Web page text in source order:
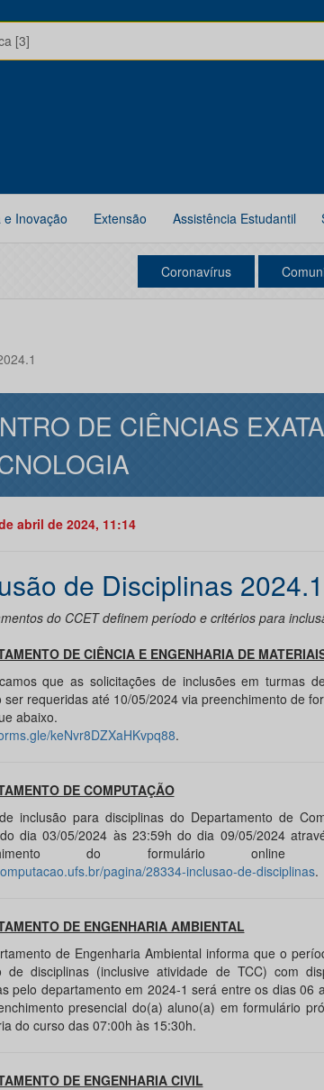
[3]
e Inovação Extensão Assistência Estudantil
Coronavírus
DE CIÊNCIAS
abril de 2024, 11:14
de Disciplinas 2024.1
do CCET definem período e critérios para
DE CIÊNCIA E ENGENHARIA DE
que as solicitações de inclusões em turmas
ser requeridas até 10/05/2024 via preenchimento de
abaixo.
keNvr8DZXaHKvpq88.
DE COMPUTAÇÃO
inclusão para disciplinas do Departamento de
dia 03/05/2024 às 23:59h do dia 09/05/2024
do formulário online
pagina/28334-inclusao-de-disciplinas.
DE ENGENHARIA AMBIENTAL
de Engenharia Ambiental informa que o
de disciplinas (inclusive atividade de TCC) com
pelo departamento em 2024-1 será entre os dias 06
presencial do(a) aluno(a) em formulário
do curso das 07:00h às 15:30h.
DE ENGENHARIA CIVIL